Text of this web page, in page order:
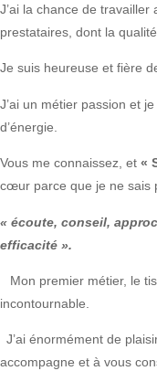
J’ai la chance de travailler
prestataires, dont la
Je suis heureuse et fière
J’ai un métier passion et
d’énergie.
Vous me connaissez, et «
cœur parce que je ne sais
« écoute, conseil,
efficacité ».
Mon premier métier, le
incontournable.
J’ai énormément de
accompagne et à vous